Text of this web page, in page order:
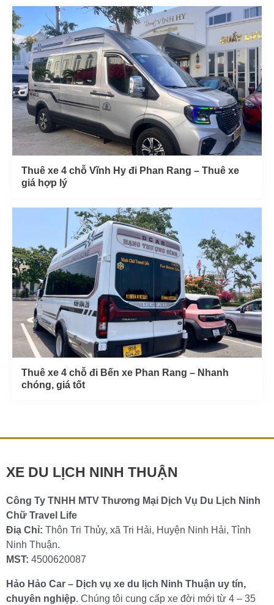
Thuê xe 4 chỗ Vĩnh Hy đi Phan Rang – Thuê xe
giá hợp lý
Thuê xe 4 chỗ đi Bến xe Phan Rang – Nhanh
chóng, giá tốt
XE DU LỊCH NINH THUẬN
Công Ty TNHH MTV Thương Mại Dịch Vụ Du Lịch Ninh
Chữ Travel Life
Điạ Chỉ: Thôn Tri Thủy, xã Tri Hải, Huyện Ninh Hải, Tỉnh
Ninh Thuận.
MST: 4500620087
Hảo Hảo Car – Dịch vụ xe du lịch Ninh Thuận uy tín,
chuyên nghiệp. Chúng tôi cung cấp xe đời mới từ 4 – 35